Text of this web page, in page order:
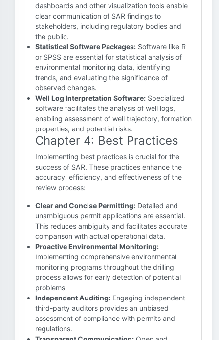
dashboards and other visualization tools enable
clear communication of SAR findings to
stakeholders, including regulatory bodies and
the public.
Statistical Software Packages: Software like R
or SPSS are essential for statistical analysis of
environmental monitoring data, identifying
trends, and evaluating the significance of
observed changes.
Well Log Interpretation Software: Specialized
software facilitates the analysis of well logs,
enabling assessment of well trajectory, formation
properties, and potential risks.
Chapter 4: Best Practices
Implementing best practices is crucial for the
success of SAR. These practices enhance the
accuracy, efficiency, and effectiveness of the
review process:
Clear and Concise Permitting: Detailed and
unambiguous permit applications are essential.
This reduces ambiguity and facilitates accurate
comparison with actual operational data.
Proactive Environmental Monitoring:
Implementing comprehensive environmental
monitoring programs throughout the drilling
process allows for early detection of potential
problems.
Independent Auditing: Engaging independent
third-party auditors provides an unbiased
assessment of compliance with permits and
regulations.